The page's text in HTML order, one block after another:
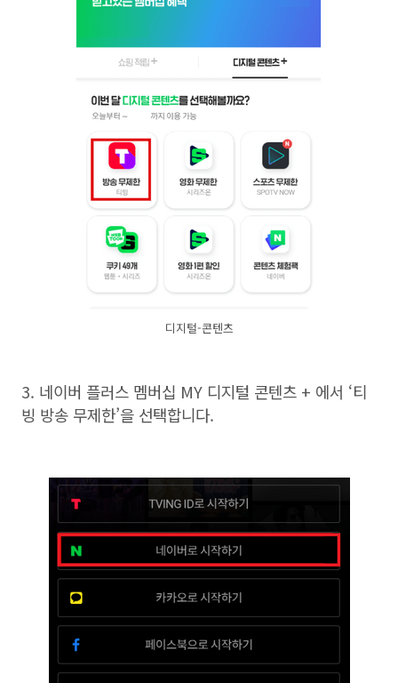
디지털-콘텐츠
3. 네이버 플러스 멤버십 MY 디지털 콘텐츠 + 에서 ‘티
빙 방송 무제한’을 선택합니다.